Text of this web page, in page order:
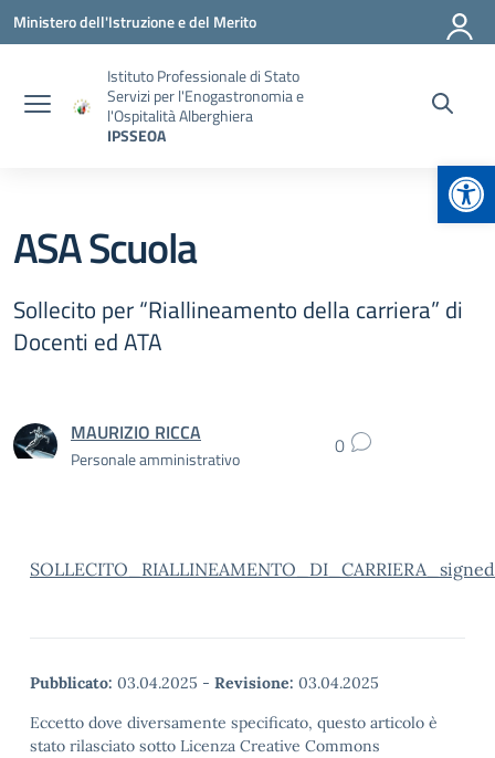
Vai ai contenuti
Vai al menu di navigazione
Vai al footer
Ministero dell'Istruzione e del Merito
Istituto Professionale di Stato
Servizi per l'Enogastronomia e
l'Ospitalità Alberghiera
IPSSEOA
ASA Scuola
Sollecito per “Riallineamento della carriera” di
Docenti ed ATA
MAURIZIO RICCA
Personale amministrativo 0
SOLLECITO_RIALLINEAMENTO_DI_CARRIERA_signed
Pubblicato: 03.04.2025 - Revisione: 03.04.2025
Eccetto dove diversamente specificato, questo articolo è
stato rilasciato sotto Licenza Creative Commons